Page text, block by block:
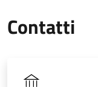
Contatti